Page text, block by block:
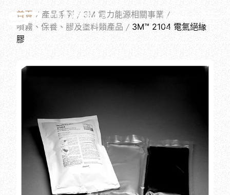
繁體中文
PRODUCTS
首頁 產品系列
3M 電力能源相關事業
噴霧、保養、膠及塗料類產品
3M™ 2104 電氣絕緣
膠